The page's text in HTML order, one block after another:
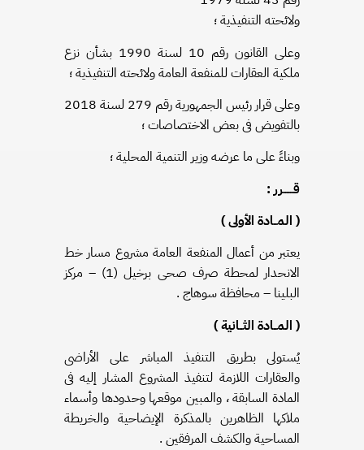
ولائحته التنفيذية ؛
وعلى القانون رقم 10 لسنة 1990 بشأن نزع
ملكية العقارات للمنفعة العامة ولائحته التنفيذية ؛
وعلى قرار رئيس الجمهورية رقم 279 لسنة 2018
بالتفويض فى بعض الاختصاصات ؛
وبناءً على ما عرضه وزير التنمية المحلية ؛
قــــــرر :
( المــادة الأولى )
يعتبر من أعمال المنفعة العامة مشروع مسار خط
الانحدار لمحطة صرف صحى برخيل (1) – مركز
البلينا – محافظة سوهاج .
( المــادة الثــانية )
يُستولى بطريق التنفيذ المباشر على الأراضى
والعقارات اللازمة لتنفيذ المشروع المشار إليه فى
المادة السابقة ، والمبين موقعها وحدودها وأسماء
ملاكها الظاهرين بالمذكرة الإيضاحية والخريطة
المساحية والكشف المرفقين .